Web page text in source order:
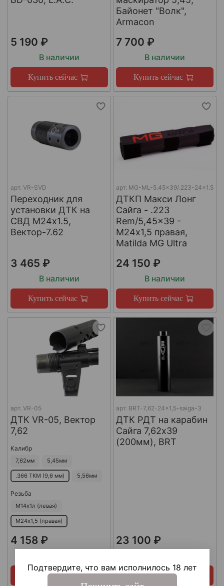
5 190 ₽
В наличии
Купить сейчас
Байонет "Волк",
Armacon
7 700 ₽
В наличии
Купить сейчас
арт. VR-SVD
Переходник для
установки ДТК на
СВД М24х1.5,
Вектор-7.62
3 465 ₽
В наличии
Купить сейчас
арт. MG-ML-5.45x39/.223-24x1.5
ДТКП Макси Лонг
Сайга - .223
Rem/5,45x39 -
М24x1,5 правая,
Matilda MG Ultra
24 150 ₽
В наличии
Купить сейчас
арт. VR-05
ДТК VR-05, Вектор
7,62
Калибр
7,62мм 5,45мм
.366 ТКМ (9,6 мм) 5,56мм
Резьба
М14х1л (левая)
М24х1,5 (правая)
4 158 ₽
Купить сейчас
арт. BRT-7,62-24x1,5-saiga-3
ДТК РДТ на карабин
Сайга 7,62х39
(200мм), BRT
23 100 ₽
Купить сейчас
Подтвердите, что вам исполнилось 18 лет